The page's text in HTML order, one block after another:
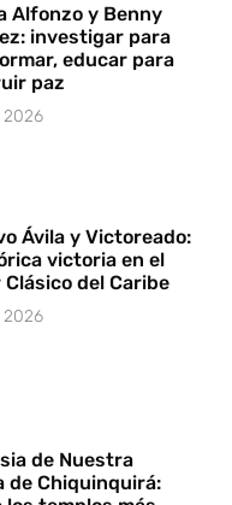
Alfonzo y Benny
investigar para
educar para
paz
2026
Ávila y Victoreado:
victoria en el
del Caribe
2026
de Nuestra
de Chiquinquirá: